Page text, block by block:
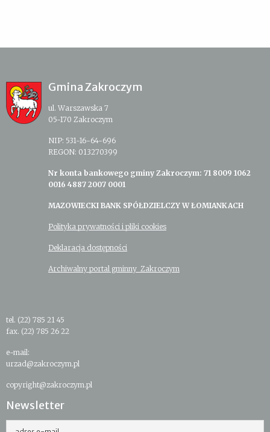
Gmina Zakroczym
ul. Warszawska 7
05-170 Zakroczym
NIP: 531-16-64-696
REGON: 013270399
Nr konta bankowego gminy Zakroczym: 71 8009 1062
0016 4887 2007 0001
MAZOWIECKI BANK SPÓŁDZIELCZY W ŁOMIANKACH
Polityka prywatności i pliki cookies
Deklaracja dostępności
Archiwalny portal gminny Zakroczym
tel. (22) 785 21 45
fax. (22) 785 26 22
e-mail:
urzad@zakroczym.pl
copyright@zakroczym.pl
Newsletter